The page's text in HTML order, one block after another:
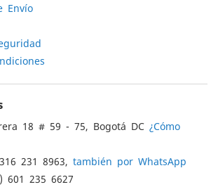
Envío
18 # 59 - 75, Bogotá DC ¿Cómo
231 8963, también por WhatsApp
601 235 6627